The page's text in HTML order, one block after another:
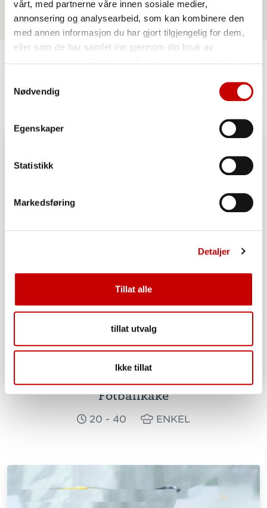
vårt, med partnerne våre innen sosiale medier,
annonsering og analysearbeid, som kan kombinere den
med annen informasjon du har gjort tilgjengelig for dem,
eller som de har samlet inn gjennom din bruk av
Nødvendig
Egenskaper
Statistikk
Markedsføring
Detaljer
Tillat alle
tillat utvalg
Ikke tillat
Lignende oppskrifter
Fotballkake
20 - 40 ENKEL